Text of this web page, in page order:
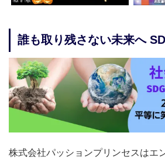
誰も取り残さない未来へ
株式会社パッションプリンセスはエ